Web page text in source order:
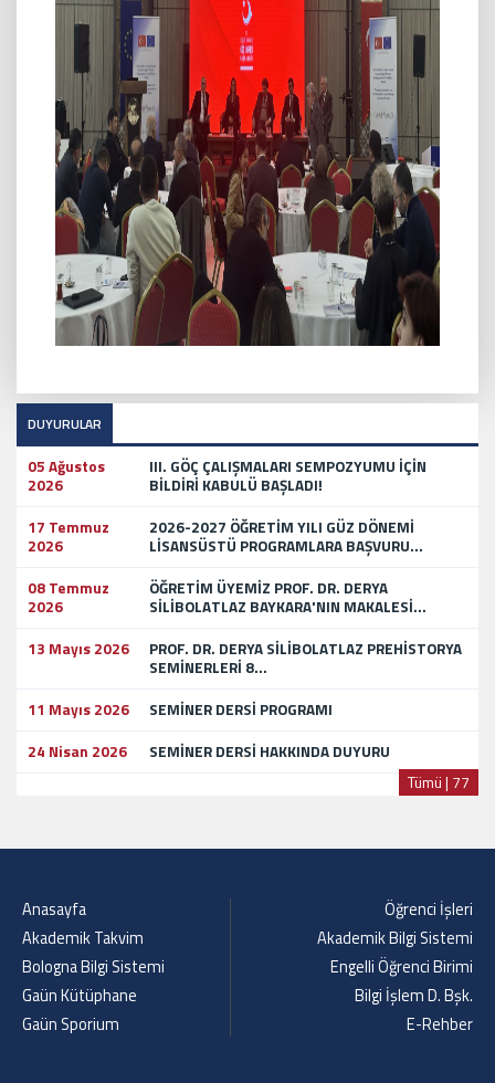
DUYURULAR
05 Ağustos
2026
III. GÖÇ ÇALIŞMALARI SEMPOZYUMU İÇİN
BİLDİRİ KABULÜ BAŞLADI!
17 Temmuz
2026
2026-2027 ÖĞRETİM YILI GÜZ DÖNEMİ
LİSANSÜSTÜ PROGRAMLARA BAŞVURU...
08 Temmuz
2026
ÖĞRETİM ÜYEMİZ PROF. DR. DERYA
SİLİBOLATLAZ BAYKARA'NIN MAKALESİ...
13 Mayıs 2026
PROF. DR. DERYA SİLİBOLATLAZ PREHİSTORYA
SEMİNERLERİ 8...
11 Mayıs 2026
SEMİNER DERSİ PROGRAMI
24 Nisan 2026
SEMİNER DERSİ HAKKINDA DUYURU
Tümü | 77
Anasayfa
Akademik Takvim
Bologna Bilgi Sistemi
Gaün Kütüphane
Gaün Sporium
Öğrenci İşleri
Akademik Bilgi Sistemi
Engelli Öğrenci Birimi
Bilgi İşlem D. Bşk.
E-Rehber